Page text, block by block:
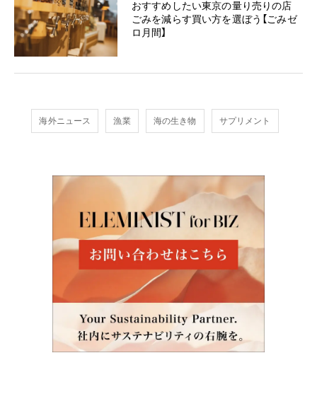
おすすめしたい東京の量り売りの店
ごみを減らす買い方を選ぼう【ごみゼ
ロ月間】
海外ニュース 漁業 海の生き物 サプリメント